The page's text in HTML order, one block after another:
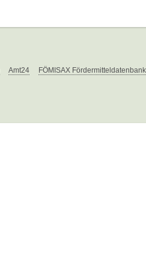
Amt24 FÖMISAX Fördermitteldatenbank